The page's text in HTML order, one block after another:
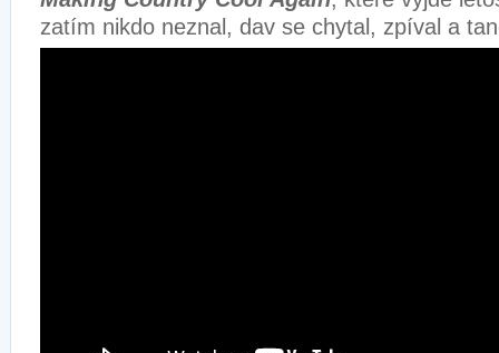
zatím nikdo neznal, dav se chytal, zpíval a